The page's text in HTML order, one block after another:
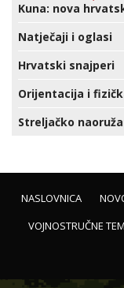
Kuna: nova
Natječaji i oglasi
Hrvatski snajperi
Orijentacija i
Streljačko
NASLOVNICA
VOJNOSTRUČNE